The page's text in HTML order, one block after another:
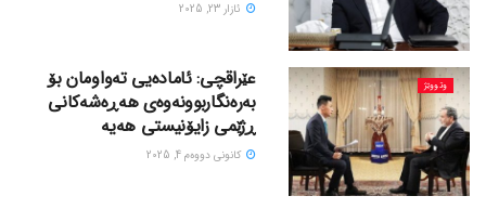
ئازار 23, 2025
وتووێژ
عێراقچی: ئامادەیی تەواومان بۆ
بەرەنگاربوونەوەی هەڕەشەکانی
ڕژێمی زایۆنیستی هەیە
كانونی دووه‌م 4, 2025